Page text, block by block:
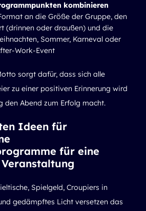
kombinieren
an die Größe der Gruppe, den
(drinnen oder draußen) und die
Sommer, Karneval oder
Work-Event
sorgt dafür, dass sich alle
zu einer positiven Erinnerung wird
den Abend zum Erfolg macht.
Ideen für
für eine
Spielgeld, Croupiers in
gedämpftes Licht versetzen das